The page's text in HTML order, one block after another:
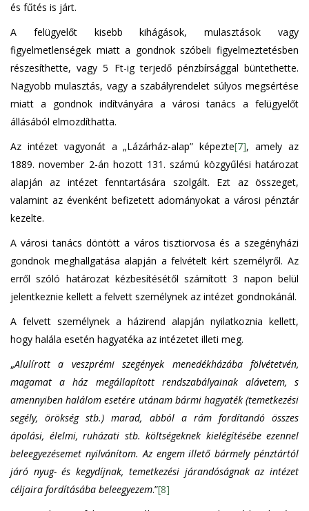
és fűtés is járt.
A felügyelőt kisebb kihágások, mulasztások vagy
figyelmetlenségek miatt a gondnok szóbeli figyelmeztetésben
részesíthette, vagy 5 Ft-ig terjedő pénzbírsággal büntethette.
Nagyobb mulasztás, vagy a szabályrendelet súlyos megsértése
miatt a gondnok indítványára a városi tanács a felügyelőt
állásából elmozdíthatta.
Az intézet vagyonát a „Lázárház-alap” képezte[7], amely az
1889. november 2-án hozott 131. számú közgyűlési határozat
alapján az intézet fenntartására szolgált. Ezt az összeget,
valamint az évenként befizetett adományokat a városi pénztár
kezelte.
A városi tanács döntött a város tisztiorvosa és a szegényházi
gondnok meghallgatása alapján a felvételt kért személyről. Az
erről szóló határozat kézbesítésétől számított 3 napon belül
jelentkeznie kellett a felvett személynek az intézet gondnokánál.
A felvett személynek a házirend alapján nyilatkoznia kellett,
hogy halála esetén hagyatéka az intézetet illeti meg.
„Alulírott a veszprémi szegények menedékházába fölvétetvén,
magamat a ház megállapított rendszabályainak alávetem, s
amennyiben halálom esetére utánam bármi hagyaték (temetkezési
segély, örökség stb.) marad, abból a rám fordítandó összes
ápolási, élelmi, ruházati stb. költségeknek kielégítésébe ezennel
beleegyezésemet nyilvánítom. Az engem illető bármely pénztártól
járó nyug- és kegydíjnak, temetkezési járandóságnak az intézet
céljaira fordításába beleegyezem.”[8]